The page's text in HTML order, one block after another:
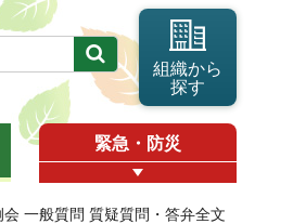
組織から
探す
緊急・防災
一般質問 質疑質問・答弁全文